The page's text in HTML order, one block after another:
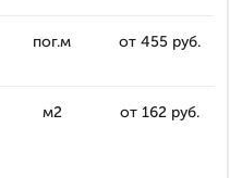
пог.м от 455 руб.
м2 от 162 руб.